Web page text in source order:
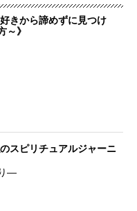
きから諦めずに見つけ
～》
スピリチュアルジャーニ
―